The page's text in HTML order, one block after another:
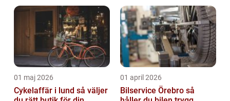
01 maj 2026
Cykelaffär i lund så väljer
01 april 2026
Bilservice Örebro så